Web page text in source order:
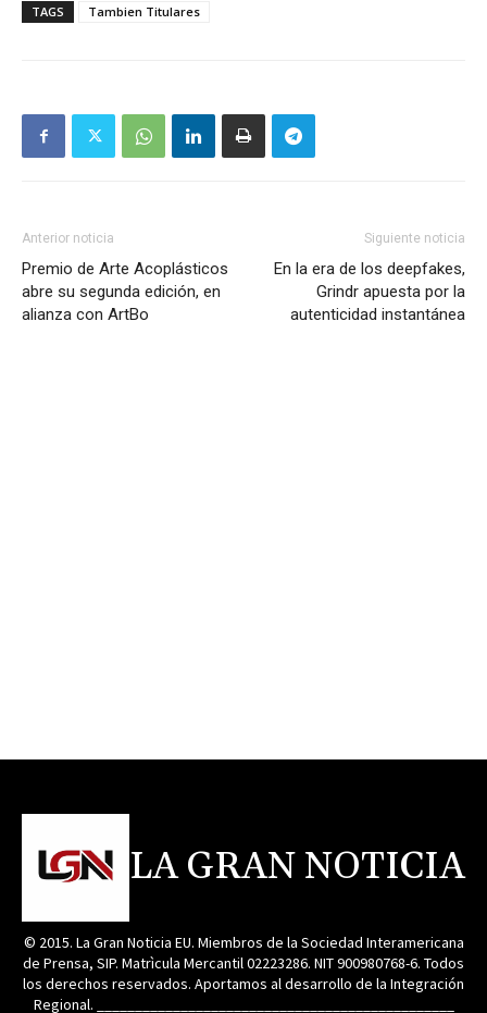
TAGS Tambien Titulares
Anterior noticia
Premio de Arte Acoplásticos
abre su segunda edición, en
alianza con ArtBo
Siguiente noticia
En la era de los deepfakes,
Grindr apuesta por la
autenticidad instantánea
LA GRAN NOTICIA
© 2015. La Gran Noticia EU. Miembros de la Sociedad Interamericana
de Prensa, SIP. Matrìcula Mercantil 02223286. NIT 900980768-6. Todos
los derechos reservados. Aportamos al desarrollo de la Integración
Regional. _______________________________________________